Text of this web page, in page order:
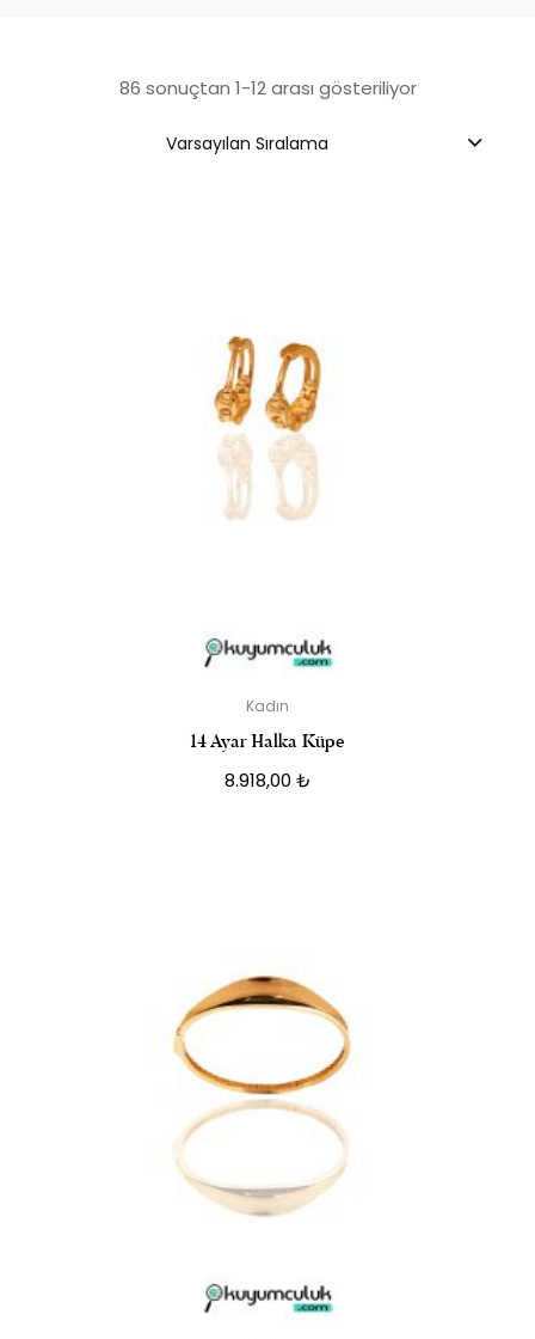
86 sonuçtan 1-12 arası gösteriliyor
Varsayılan Sıralama
Kadın
14 Ayar Halka Küpe
8.918,00 ₺